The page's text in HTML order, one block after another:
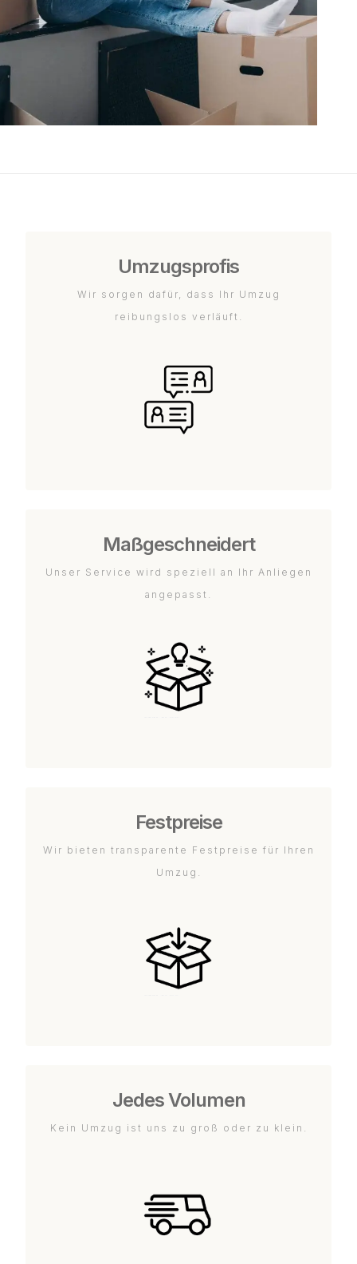
Umzugsprofis
Wir sorgen dafür, dass Ihr Umzug
reibungslos verläuft.
Maßgeschneidert
Unser Service wird speziell an Ihr Anliegen
angepasst.
Festpreise
Wir bieten transparente Festpreise für Ihren
Umzug.
Jedes Volumen
Kein Umzug ist uns zu groß oder zu klein.